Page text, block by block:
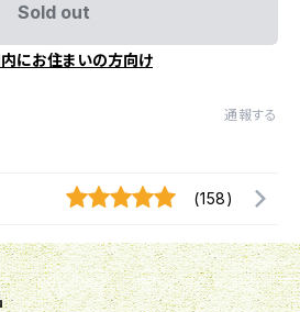
Sold out
にお住まいの方向け
通報する
(158)